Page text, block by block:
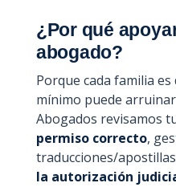
¿Por qué
abogado?
Porque cada familia
mínimo puede arruinar
Abogados revisamos
permiso correcto,
traducciones/
la autorización